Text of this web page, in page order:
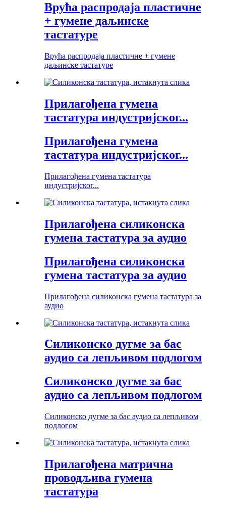
Врућа распродаја пластичне
+ гумене даљинске
тастатуре
Врућа распродаја пластичне + гумене
даљинске тастатуре
Прилагођена гумена
тастатура индустријског...
Прилагођена гумена
тастатура индустријског...
Прилагођена гумена тастатура
индустријског...
Прилагођена силиконска
гумена тастатура за аудио
Прилагођена силиконска
гумена тастатура за аудио
Прилагођена силиконска гумена тастатура за
аудио
Силиконско дугме за бас
аудио са лепљивом подлогом
Силиконско дугме за бас
аудио са лепљивом подлогом
Силиконско дугме за бас аудио са лепљивом
подлогом
Прилагођена матрична
проводљива гумена
тастатура